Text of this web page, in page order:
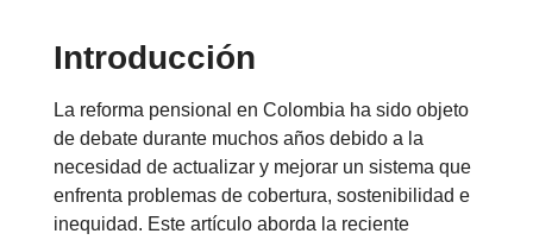
Introducción
La reforma pensional en Colombia ha sido objeto
de debate durante muchos años debido a la
necesidad de actualizar y mejorar un sistema que
enfrenta problemas de cobertura, sostenibilidad e
inequidad. Este artículo aborda la reciente